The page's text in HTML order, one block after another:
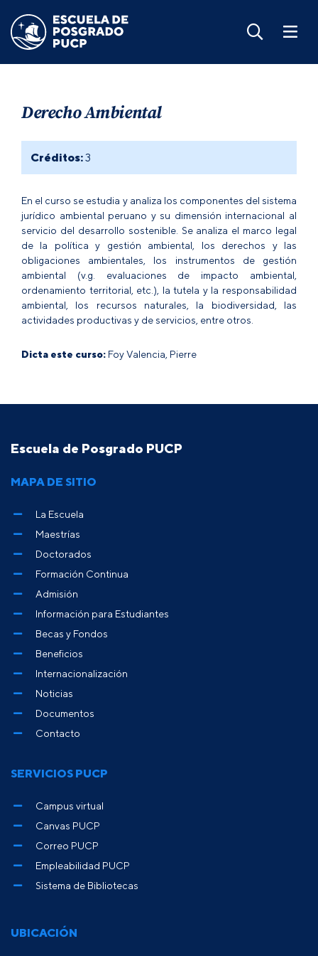
Derecho Ambiental
Créditos:3
En el curso se estudia y analiza los componentes del sistema
jurídico ambiental peruano y su dimensión internacional al
servicio del desarrollo sostenible. Se analiza el marco legal
de la política y gestión ambiental, los derechos y las
obligaciones ambientales, los instrumentos de gestión
ambiental (v.g. evaluaciones de impacto ambiental,
ordenamiento territorial, etc.), la tutela y la responsabilidad
ambiental, los recursos naturales, la biodiversidad, las
actividades productivas y de servicios, entre otros.
Dicta este curso: Foy Valencia, Pierre
Escuela de Posgrado PUCP
UBICACIÓN
MAPA DE SITIO
La Escuela
Maestrías
Doctorados
Formación Continua
Admisión
Información para Estudiantes
Becas y Fondos
Beneficios
Internacionalización
Noticias
Documentos
Contacto
SERVICIOS PUCP
Campus virtual
Canvas PUCP
Correo PUCP
Empleabilidad PUCP
Sistema de Bibliotecas